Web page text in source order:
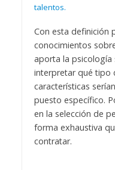
talentos.
Con esta definición
conocimientos
aporta la psicología
interpretar qué tipo
características
puesto específico.
en la selección de
forma exhaustiva
contratar.